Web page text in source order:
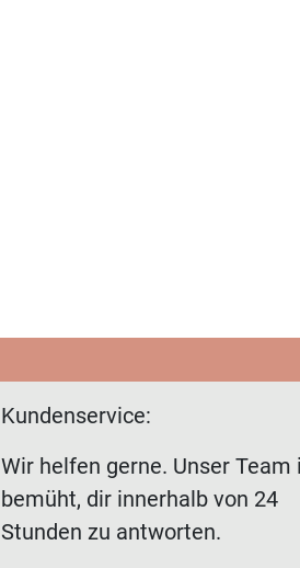
Kundenservice:
Wir helfen gerne. Unser Team
bemüht, dir innerhalb von 24
Stunden zu antworten.